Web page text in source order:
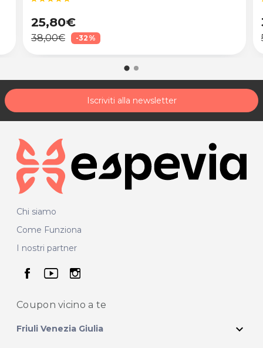
25,80€
38,00€ -32%
Iscriviti alla newsletter
Chi siamo
Come Funziona
I nostri partner
seguici su facebook
seguici su youtube
seguici su instagram
Coupon vicino a te
Friuli Venezia Giulia expand_more